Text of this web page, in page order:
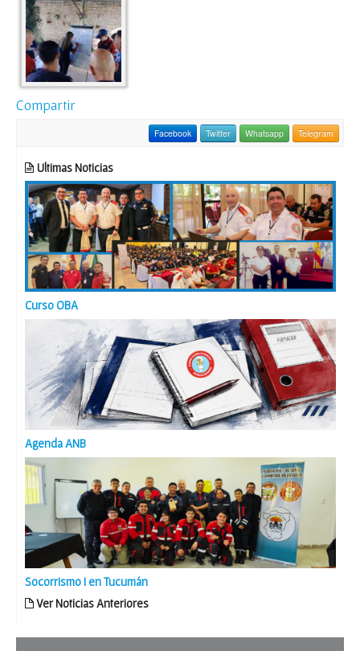
Compartir
Facebook Twitter Whatsapp Telegram
Ultimas Noticias
Curso OBA
Agenda ANB
Socorrismo I en Tucumán
Ver Noticias Anteriores